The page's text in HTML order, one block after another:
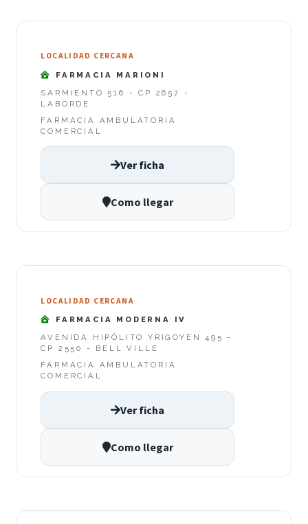
LOCALIDAD CERCANA
FARMACIA MARIONI
SARMIENTO 516 - CP 2657 -
LABORDE
FARMACIA AMBULATORIA
COMERCIAL
Ver ficha
Como llegar
LOCALIDAD CERCANA
FARMACIA MODERNA IV
AVENIDA HIPÓLITO YRIGOYEN 495 -
CP 2550 - BELL VILLE
FARMACIA AMBULATORIA
COMERCIAL
Ver ficha
Como llegar